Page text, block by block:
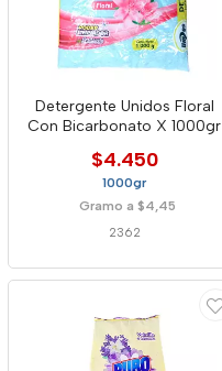
Detergente Unidos Floral
Con Bicarbonato X 1000gr
$4.450
1000gr
Gramo a $4,45
2362